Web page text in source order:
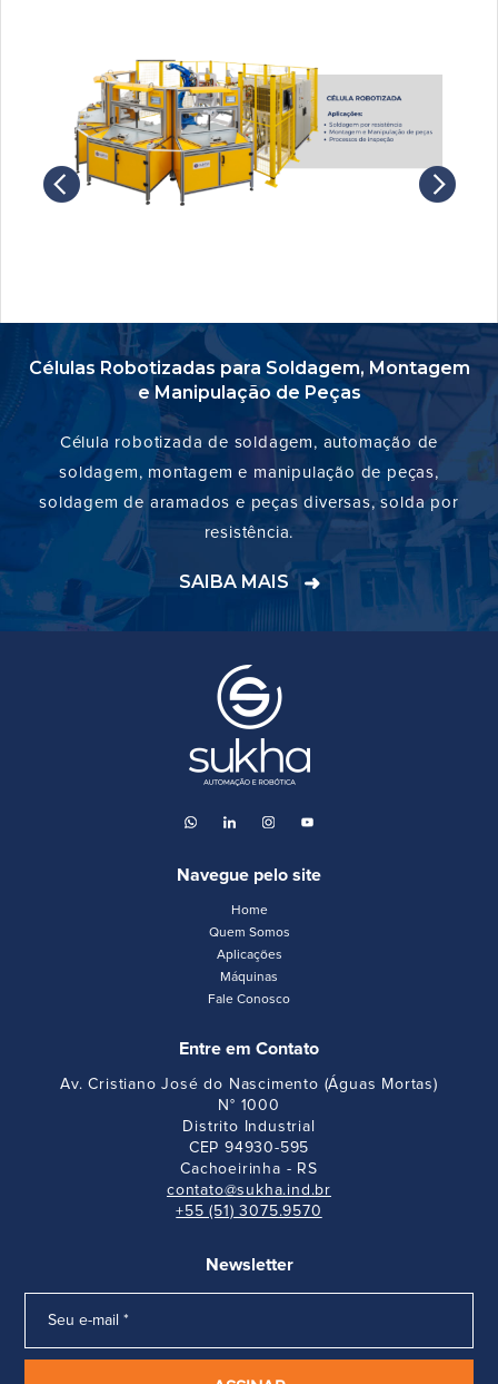
Células Robotizadas para Soldagem, Montagem
e Manipulação de Peças
Célula robotizada de soldagem, automação de
soldagem, montagem e manipulação de peças,
soldagem de aramados e peças diversas, solda por
resistência.
SAIBA MAIS ➜
Navegue pelo site
Home
Quem Somos
Aplicações
Máquinas
Fale Conosco
Entre em Contato
Av. Cristiano José do Nascimento (Águas Mortas)
N° 1000
Distrito Industrial
CEP 94930-595
Cachoeirinha - RS
contato@sukha.ind.br
+55 (51) 3075.9570
Newsletter